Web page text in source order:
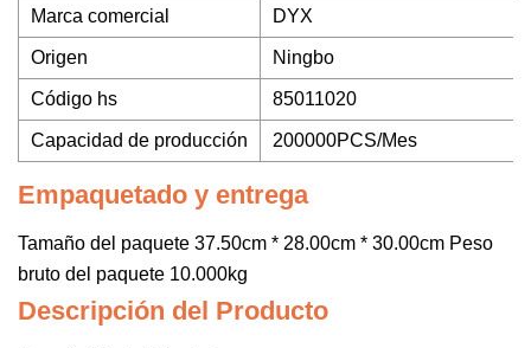
Marca comercial DYX
Origen Ningbo
Código hs 85011020
Capacidad de producción 200000PCS/Mes
Empaquetado y entrega
Tamaño del paquete 37.50cm * 28.00cm * 30.00cm Peso
bruto del paquete 10.000kg
Descripción del Producto